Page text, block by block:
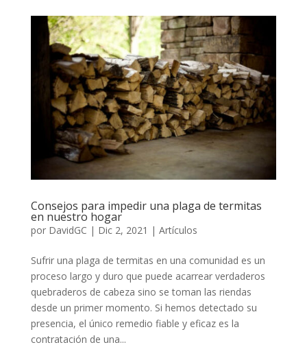
Consejos para impedir una plaga de termitas
en nuestro hogar
por DavidGC | Dic 2, 2021 | Artículos
Sufrir una plaga de termitas en una comunidad es un
proceso largo y duro que puede acarrear verdaderos
quebraderos de cabeza sino se toman las riendas
desde un primer momento. Si hemos detectado su
presencia, el único remedio fiable y eficaz es la
contratación de una...